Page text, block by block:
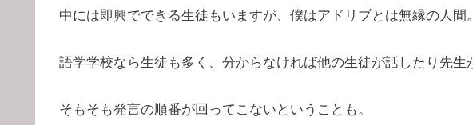
中には即興でできる生徒もいますが、僕はアドリブとは無縁の人間。
語学学校なら生徒も多く、分からなければ他の生徒が話したり先生
そもそも発言の順番が回ってこないということも。